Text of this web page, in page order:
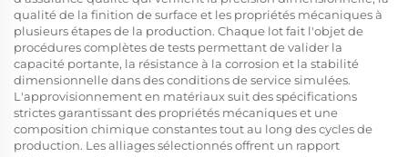
qualité de la finition de surface et les propriétés mécaniques à
plusieurs étapes de la production. Chaque lot fait l'objet de
procédures complètes de tests permettant de valider la
capacité portante, la résistance à la corrosion et la stabilité
dimensionnelle dans des conditions de service simulées.
L'approvisionnement en matériaux suit des spécifications
strictes garantissant des propriétés mécaniques et une
composition chimique constantes tout au long des cycles de
production. Les alliages sélectionnés offrent un rapport